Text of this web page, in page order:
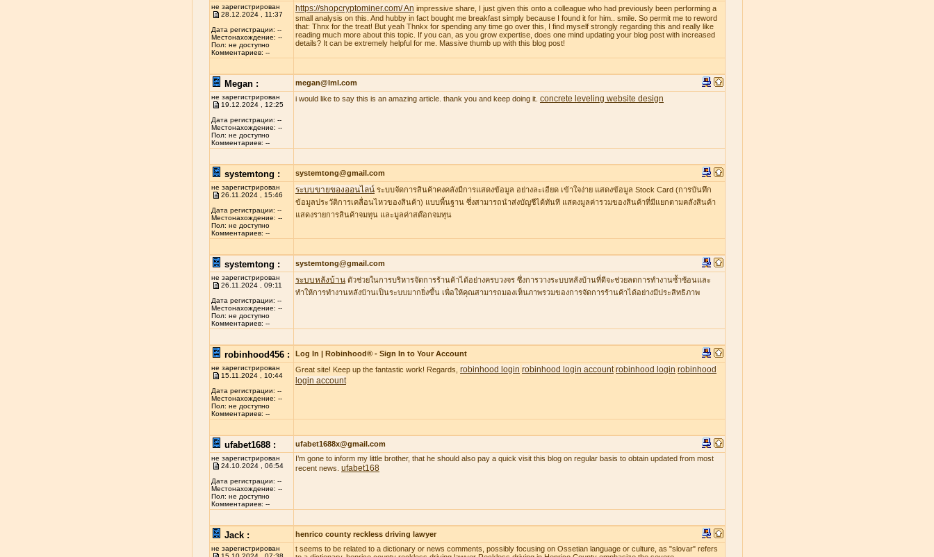
не зарегистрирован
28.12.2024 , 11:37
Дата регистрации: --
Местонахождение: --
Пол: не доступно
Комментариев: --
https://shopcryptominer.com/ An impressive share, I just given this onto a colleague who had previously been performing a
small analysis on this. And hubby in fact bought me breakfast simply because I found it for him.. smile. So permit me to reword
that: Thnx for the treat! But yeah Thnkx for spending any time go over this, I find myself strongly regarding this and really like
reading much more about this topic. If you can, as you grow expertise, does one mind updating your blog post with increased
details? It can be extremely helpful for me. Massive thumb up with this blog post!
Megan : megan@lml.com
не зарегистрирован
19.12.2024 , 12:25
Дата регистрации: --
Местонахождение: --
Пол: не доступно
Комментариев: --
i would like to say this is an amazing article. thank you and keep doing it. concrete leveling website design
systemtong : systemtong@gmail.com
не зарегистрирован
26.11.2024 , 15:46
Дата регистрации: --
Местонахождение: --
Пол: не доступно
Комментариев: --
ระบบขายของออนไลน์ ระบบจัดการสินค้าคงคลังมีการแสดงข้อมูล อย่างละเอียด เข้าใจง่าย แสดงข้อมูล Stock Card (การบันทึก
ข้อมูลประวัติการเคลื่อนไหวของสินค้า) แบบพื้นฐาน ซึ่งสามารถนำส่งบัญชีได้ทันที แสดงมูลค่ารวมของสินค้าที่มีแยกตามคลังสินค้า
แสดงรายการสินค้าจมทุน และมูลค่าสต๊อกจมทุน
systemtong : systemtong@gmail.com
не зарегистрирован
26.11.2024 , 09:11
Дата регистрации: --
Местонахождение: --
Пол: не доступно
Комментариев: --
ระบบหลังบ้าน ตัวช่วยในการบริหารจัดการร้านค้าได้อย่างครบวงจร ซึ่งการวางระบบหลังบ้านที่ดีจะช่วยลดการทำงานซ้ำซ้อนและ
ทำให้การทำงานหลังบ้านเป็นระบบมากยิ่งขึ้น เพื่อให้คุณสามารถมองเห็นภาพรวมของการจัดการร้านค้าได้อย่างมีประสิทธิภาพ
robinhood456 : Log In | Robinhood® - Sign In to Your Account
не зарегистрирован
15.11.2024 , 10:44
Дата регистрации: --
Местонахождение: --
Пол: не доступно
Комментариев: --
Great site! Keep up the fantastic work! Regards, robinhood login robinhood login account robinhood login robinhood
login account
ufabet1688 : ufabet1688x@gmail.com
не зарегистрирован
24.10.2024 , 06:54
Дата регистрации: --
Местонахождение: --
Пол: не доступно
Комментариев: --
I’m gone to inform my little brother, that he should also pay a quick visit this blog on regular basis to obtain updated from most
recent news. ufabet168
Jack : henrico county reckless driving lawyer
не зарегистрирован
t seems to be related to a dictionary or news comments, possibly focusing on Ossetian language or culture, as "slovar" refers